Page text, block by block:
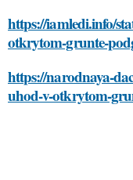
https://iamledi.info/
otkrytom-grunte-
https://narodnaya-
uhod-v-otkrytom-